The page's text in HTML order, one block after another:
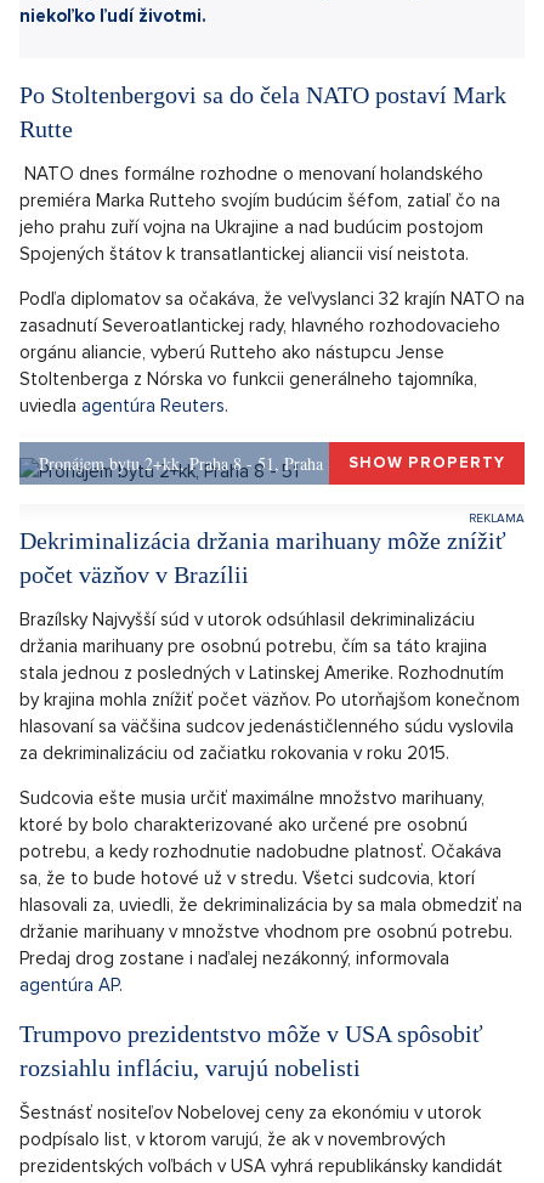
Sdílet článek:
Mark Rutte doterajšieho Jense Stoltenberga z Nórska. V
Brazílii Najvyšší súd odhlasoval dekriminalizáciu držania
marihuany, súd prebiehal od roku 2015. Podľa držiteľov
Nobelovej ceny za ekonómiu Trumpovo ďalšie
Nepokoje v Keni prerástli do streľby, ktorú zaplatilo
niekoľko ľudí životmi.
Po Stoltenbergovi sa do čela NATO postaví Mark
Rutte
premiéra Marka Rutteho svojím budúcim šéfom, zatiaľ čo na
jeho prahu zuří vojna na Ukrajine a nad budúcim postojom
Spojených štátov k transatlantickej aliancii visí neistota.
Podľa diplomatov sa očakáva, že veľvyslanci 32 krajín NATO na
zasadnutí Severoatlantickej rady, hlavného rozhodovacieho
orgánu aliancie, vyberú Rutteho ako nástupcu Jense
Stoltenberga z Nórska vo funkcii generálneho tajomníka,
uviedlaagentúra Reuters.
Dekriminalizácia držania marihuany môže znížiť
počet väzňov v Brazílii
Brazílsky Najvyšší súd v utorok odsúhlasil dekriminalizáciu
držania marihuany pre osobnú potrebu, čím sa táto krajina
stala jednou z posledných v Latinskej Amerike. Rozhodnutím
hlasovaní sa väčšina sudcov jedenástičlenného súdu vyslovila
za dekriminalizáciu od začiatku rokovania v roku 2015.
Sudcovia ešte musia určiť maximálne množstvo marihuany,
ktoré by bolo charakterizované ako určené pre osobnú
potrebu, a kedy rozhodnutie nadobudne platnosť. Očakáva